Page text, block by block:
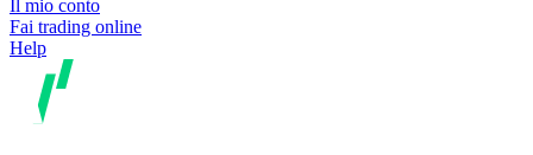
Il mio conto
Fai trading online
Help